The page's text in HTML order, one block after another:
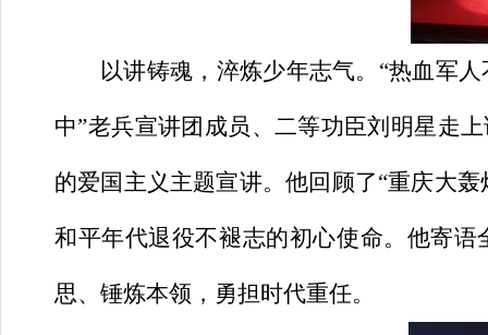
以讲铸魂，淬炼少年志气。 “热血军
中”老兵宣讲团成员、二等功臣刘明星走
的爱国主义主题宣讲。他回顾了“重庆大
和平年代退役不褪志的初心使命。他寄
思、锤炼本领，勇担时代重任。